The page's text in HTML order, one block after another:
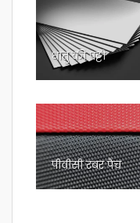
धातु की पट्टी
पीवीसी रबर पैच